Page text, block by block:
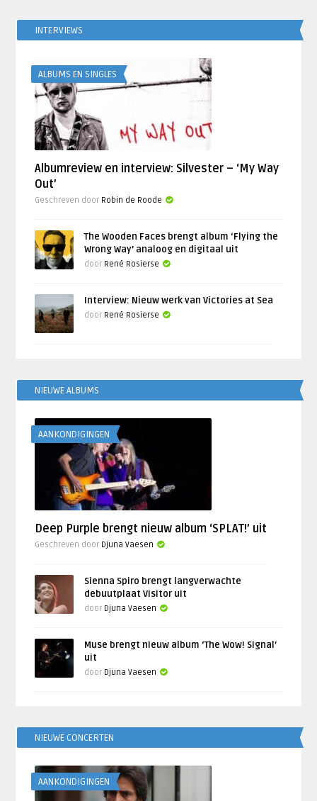
INTERVIEWS
ALBUMS EN SINGLES
Albumreview en interview: Silvester – ‘My Way
Out’
Geschreven door Robin de Roode
The Wooden Faces brengt album ‘Flying the
Wrong Way’ analoog en digitaal uit
door René Rosierse
Interview: Nieuw werk van Victories at Sea
door René Rosierse
NIEUWE ALBUMS
AANKONDIGINGEN
Deep Purple brengt nieuw album ‘SPLAT!’ uit
Geschreven door Djuna Vaesen
Sienna Spiro brengt langverwachte
debuutplaat Visitor uit
door Djuna Vaesen
Muse brengt nieuw album ‘The Wow! Signal’
uit
door Djuna Vaesen
NIEUWE CONCERTEN
AANKONDIGINGEN